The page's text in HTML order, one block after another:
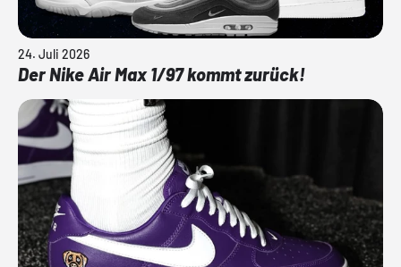
24. Juli 2026
Der Nike Air Max 1/97 kommt zurück!